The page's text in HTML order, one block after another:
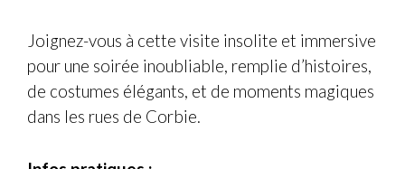
Joignez-vous à cette visite insolite et immersive
pour une soirée inoubliable, remplie d’histoires,
de costumes élégants, et de moments magiques
dans les rues de Corbie.